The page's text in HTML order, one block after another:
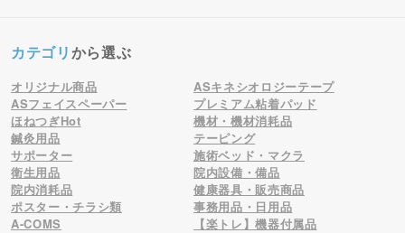
カテゴリから選ぶ
オリジナル商品
ASキネシオロジーテープ
ASフェイスペーパー
プレミアム粘着パッド
ほねつぎHot
機材・機材消耗品
鍼灸用品
テーピング
サポーター
施術ベッド・マクラ
衛生用品
院内設備・備品
院内消耗品
健康器具・販売商品
ポスター・チラシ類
事務用品・日用品
A-COMS
【楽トレ】機器付属品